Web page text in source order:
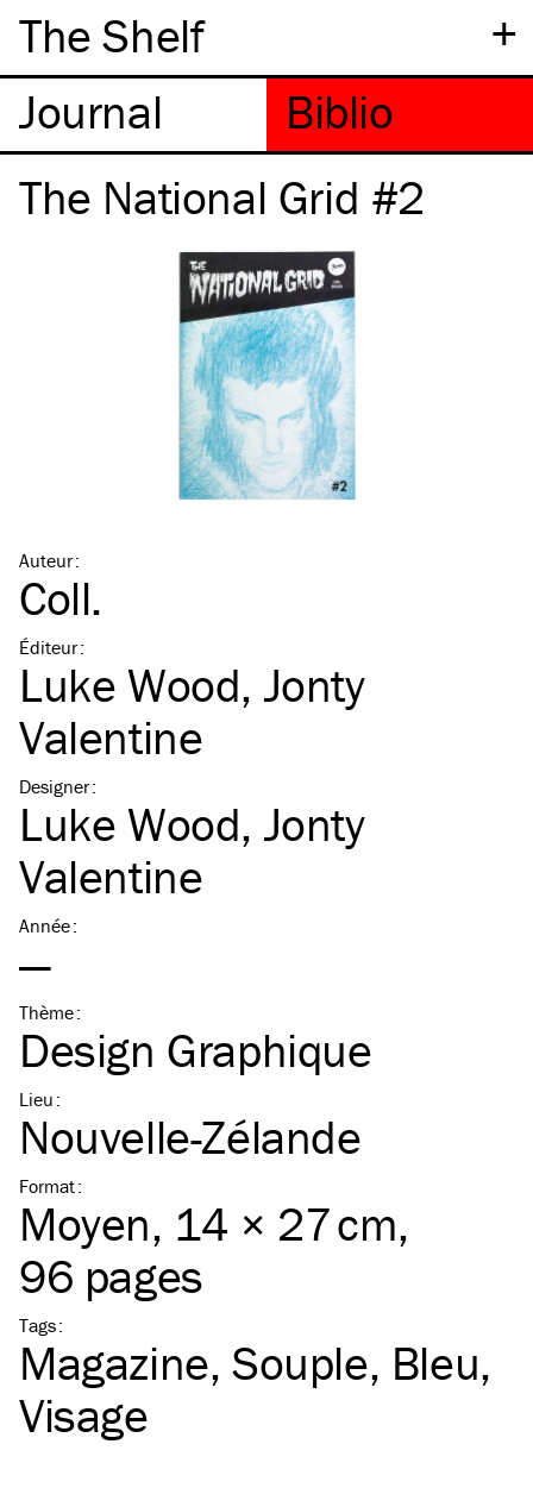
+
The Shelf
The National Grid #2
Auteur:
Coll.
Éditeur:
Luke Wood, Jonty
Valentine
Designer:
Luke Wood, Jonty
Valentine
Année:
—
Thème:
Design Graphique
Lieu :
Nouvelle-Zélande
Format:
Moyen, 14 × 27 cm,
96 pages
Tags:
Magazine Souple Bleu
Visage